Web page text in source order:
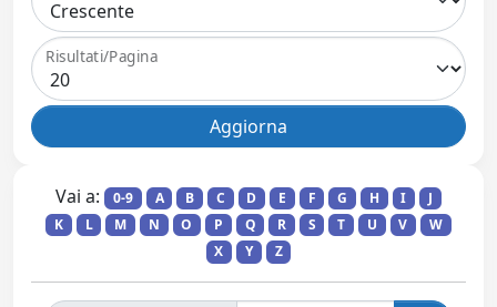
Risultati/Pagina
Vai a: 0-9 A B C D E F G H I
J
K
L M N O P Q R S T U V
W
X
Y Z